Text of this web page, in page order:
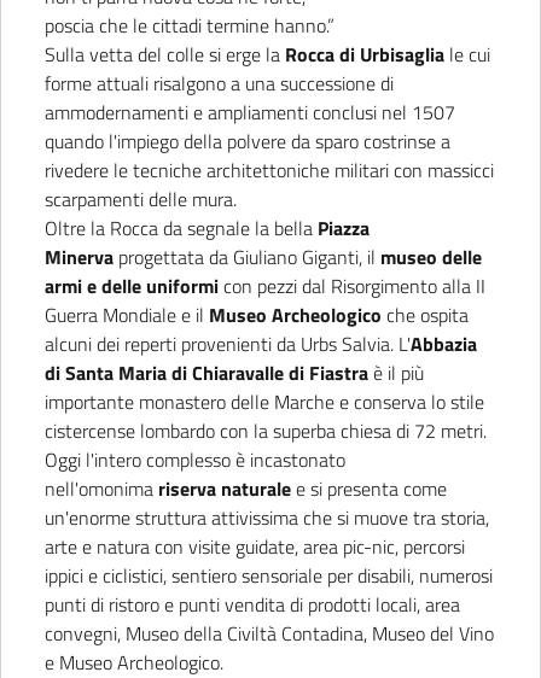
poscia che le cittadi termine hanno.”
Sulla vetta del colle si erge la Rocca di Urbisaglia le cui
forme attuali risalgono a una successione di
ammodernamenti e ampliamenti conclusi nel 1507
quando l'impiego della polvere da sparo costrinse a
rivedere le tecniche architettoniche militari con massicci
scarpamenti delle mura.
Oltre la Rocca da segnale la bella Piazza
Minerva progettata da Giuliano Giganti, il museo delle
armi e delle uniformicon pezzi dal Risorgimento alla II
Guerra Mondiale e il Museo Archeologico che ospita
alcuni dei reperti provenienti da Urbs Salvia. L'Abbazia
di Santa Maria di Chiaravalle di Fiastraè il più
importante monastero delle Marche e conserva lo stile
cistercense lombardo con la superba chiesa di 72 metri.
Oggi l'intero complesso è incastonato
nell'omonima riserva naturalee si presenta come
un'enorme struttura attivissima che si muove tra storia,
arte e natura con visite guidate, area pic-nic, percorsi
ippici e ciclistici, sentiero sensoriale per disabili, numerosi
punti di ristoro e punti vendita di prodotti locali, area
convegni, Museo della Civiltà Contadina, Museo del Vino
e Museo Archeologico.